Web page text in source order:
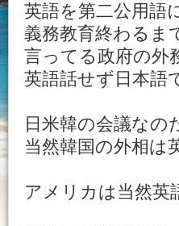
英語を第二公用語
義務教育終わるま
言ってる政府の外
英語話せず日本語
日米韓の会議なの
当然韓国の外相は
アメリカは当然英